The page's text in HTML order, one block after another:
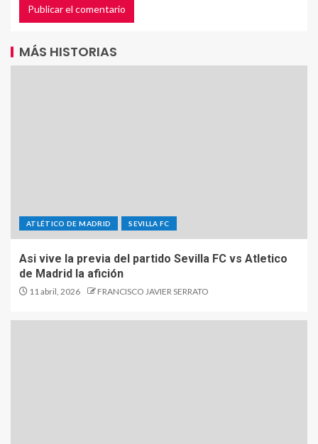
MÁS HISTORIAS
ATLÉTICO DE MADRID SEVILLA FC
Asi vive la previa del partido Sevilla FC vs Atletico
de Madrid la afición
11 abril, 2026 FRANCISCO JAVIER SERRATO